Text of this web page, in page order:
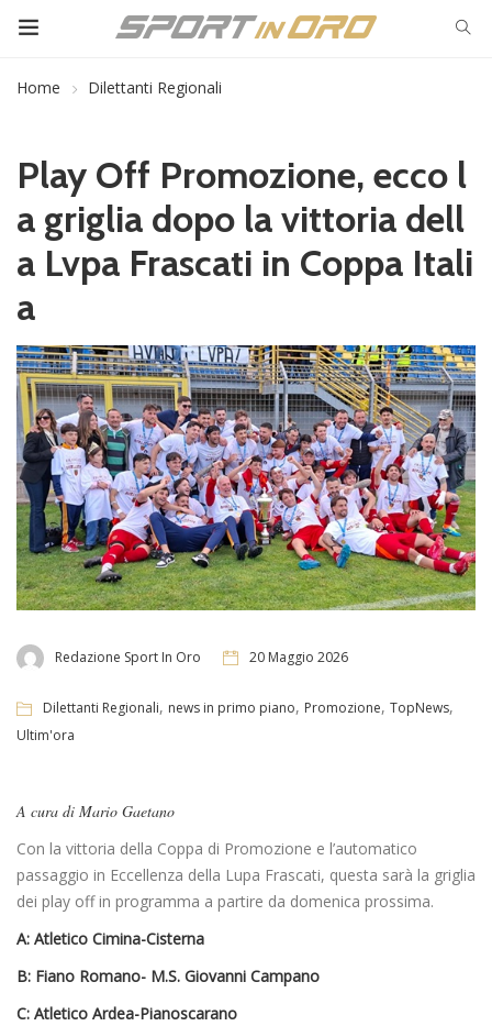
Home Dilettanti Regionali
Play Off Promozione, ecco l
a griglia dopo la vittoria dell
a Lvpa Frascati in Coppa Itali
a
Redazione Sport In Oro 20 Maggio 2026
Dilettanti Regionali, news in primo piano, Promozione, TopNews,
Ultim'ora
A cura di Mario Gaetano
Con la vittoria della Coppa di Promozione e l’automatico
passaggio in Eccellenza della Lupa Frascati, questa sarà la griglia
dei play off in programma a partire da domenica prossima.
A: Atletico Cimina-Cisterna
B: Fiano Romano- M.S. Giovanni Campano
C: Atletico Ardea-Pianoscarano